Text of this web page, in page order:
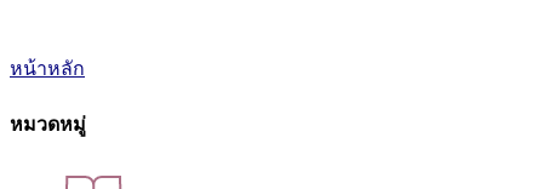
หน้าหลัก
หมวดหมู่